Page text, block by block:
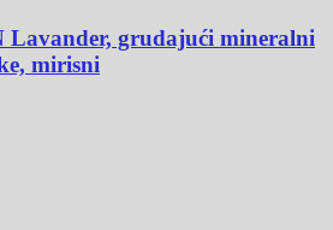
Lavander, grudajući mineralni
mirisni